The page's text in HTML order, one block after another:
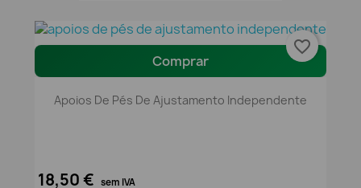
Comprar
Apoios De Pés De Ajustamento Independente
18,50 € sem IVA
favorite_border